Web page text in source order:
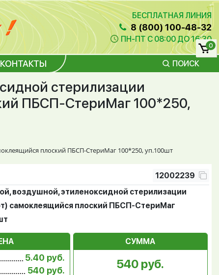
БЕСПЛАТНАЯ ЛИНИЯ
8 (800) 100-48-32
ПН-ПТ С 08:00 ДО 16:30
КОНТАКТЫ ПОИСК
0
стерилизации
ПБСП-СтериМаг 100*250,
плоский ПБСП-СтериМаг 100*250, уп.100шт
12002239
воздушной, этиленоксидной стерилизации
самоклеящийся плоский ПБСП-СтериМаг
5.40 руб.
540 руб.
СУММА
540 руб.